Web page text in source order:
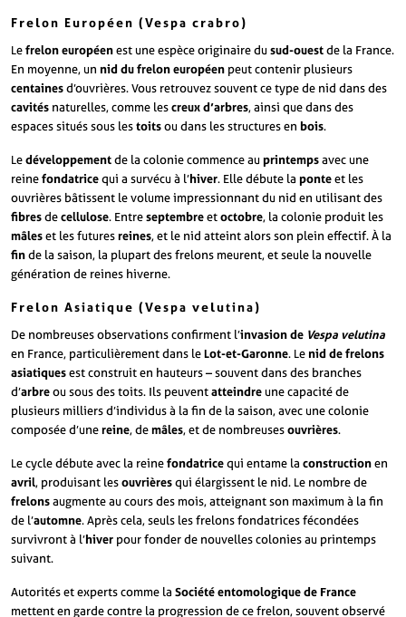
Frelon Européen (Vespa crabro)
Lefrelon européenest une espèce originaire du sud-ouestde la France.
En moyenne, un nid du frelon européen peut contenir plusieurs
centainesd’ouvrières. Vous retrouvez souvent ce type de nid dans des
cavités naturelles, comme lescreux d’arbres, ainsi que dans des
espaces situés sous lestoitsou dans les structures en bois.
Ledéveloppementde la colonie commence au printempsavec une
reinefondatricequi a survécu à l’hiver. Elle débute la ponteet les
ouvrières bâtissent le volume impressionnant du nid en utilisant des
fibresdecellulose. Entreseptembreetoctobre, la colonie produit les
mâleset les futuresreines, et le nid atteint alors son plein effectif. À la
finde la saison, la plupart des frelons meurent, et seule la nouvelle
génération de reines hiverne.
Frelon Asiatique (Vespa velutina)
De nombreuses observations confirment l’invasion de Vespa velutina
en France, particulièrement dans leLot-et-Garonne. Le nid de frelons
asiatiquesest construit en hauteurs – souvent dans des branches
d’arbreou sous des toits. Ils peuventatteindreune capacité de
plusieurs milliers d’individus à la fin de la saison, avec une colonie
composée d’unereine, demâles, et de nombreusesouvrières.
Le cycle débute avec la reinefondatricequi entame la constructionen
avril, produisant lesouvrièresqui élargissent le nid. Le nombre de
frelonsaugmente au cours des mois, atteignant son maximum à la fin
de l’automne. Après cela, seuls les frelons fondatrices fécondées
survivront à l’hiver pour fonder de nouvelles colonies au printemps
suivant.
Autorités et experts comme la Société entomologique de France
mettent en garde contre la progression de ce frelon, souvent observé